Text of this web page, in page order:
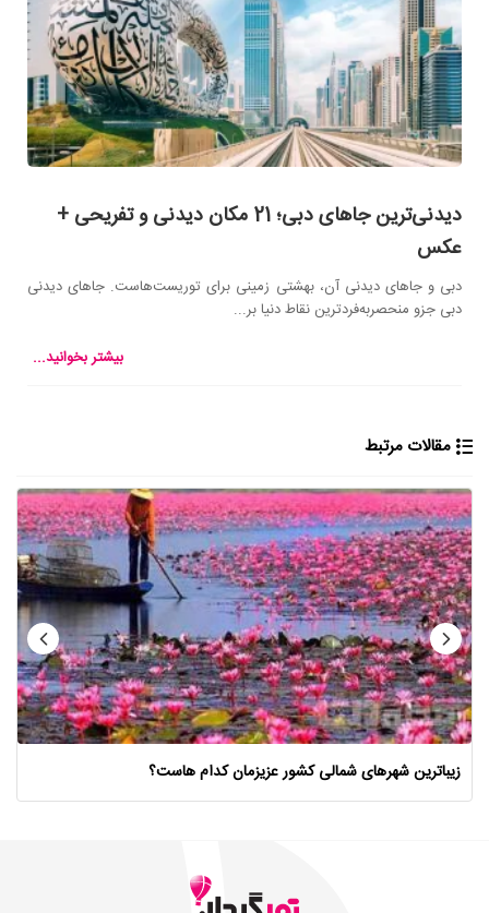
دیدنی‌ترین جاهای دبی؛ 21 مکان دیدنی و تفریحی +
عکس
دبی و جاهای دیدنی آن، بهشتی زمینی برای توریست‌هاست. جاهای دیدنی
دبی جزو منحصربه‌فردترین نقاط دنیا بر...
بیشتر بخوانید...
مقالات مرتبط
زیبا‌ترین شهر‌های شمالی کشور عزیزمان کدام هاست؟